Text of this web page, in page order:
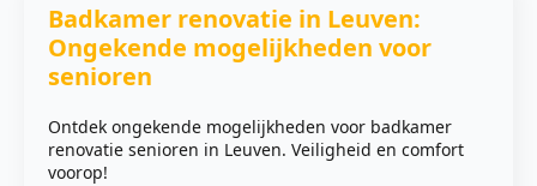
Badkamer renovatie in Leuven:
Ongekende mogelijkheden voor
senioren
Ontdek ongekende mogelijkheden voor badkamer
renovatie senioren in Leuven. Veiligheid en comfort
voorop!